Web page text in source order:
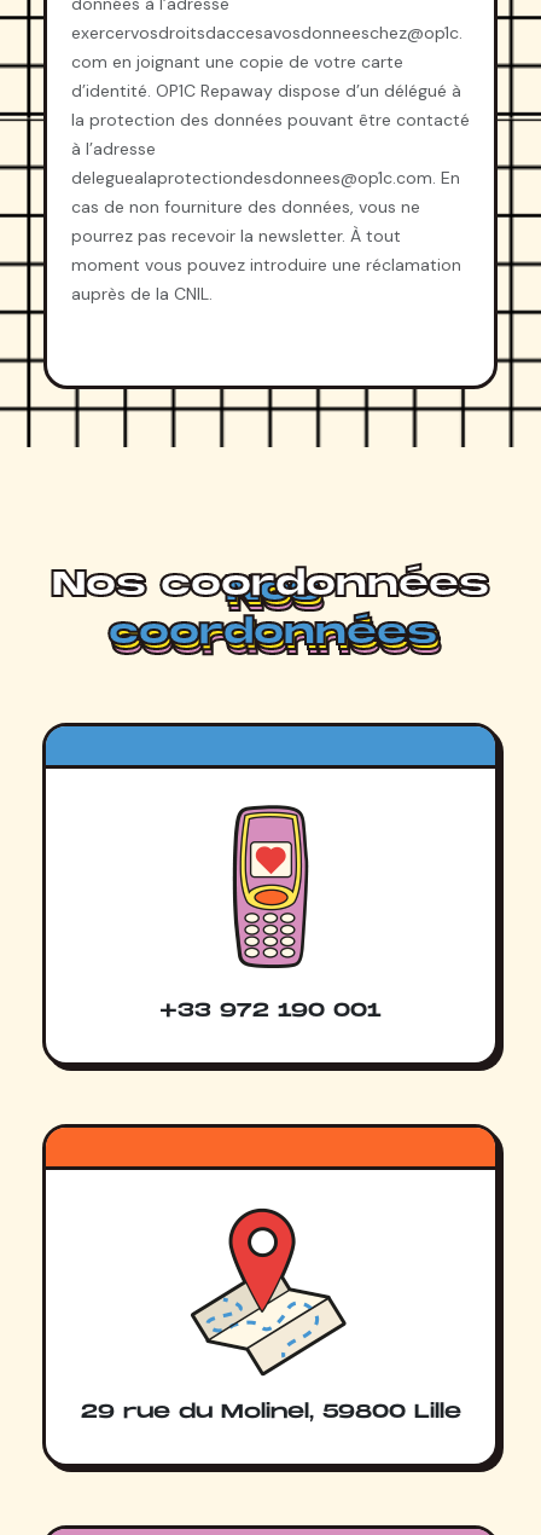
exercervosdroitsdaccesavosdonneeschez@op1c.
com en joignant une copie de votre carte
d’identité. OP1C Repaway dispose d’un délégué à
la protection des données pouvant être contacté
à l’adresse
deleguealaprotectiondesdonnees@op1c.com. En
cas de non fourniture des données, vous ne
pourrez pas recevoir la newsletter. À tout
moment vous pouvez introduire une réclamation
auprès de la CNIL.
Nos
coordonnées
Nos
coordonnées
Nos
coordonnées
Nos coordonnées
+33 972 190 001
29 rue du Molinel, 59800 Lille